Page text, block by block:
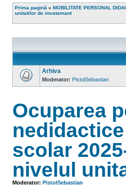
Prima pagină » MOBILITATE PERSONAL
unitatilor de invatamant
Arhiva
Moderator: PistolSebastian
Ocuparea
scolar
nivelul
Moderator: PistolSebastian